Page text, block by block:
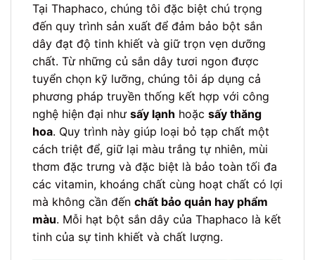
Tại Thaphaco, chúng tôi đặc biệt chú trọng
đến quy trình sản xuất để đảm bảo bột sắn
dây đạt độ tinh khiết và giữ trọn vẹn dưỡng
chất. Từ những củ sắn dây tươi ngon được
tuyển chọn kỹ lưỡng, chúng tôi áp dụng cả
phương pháp truyền thống kết hợp với công
nghệ hiện đại như sấy lạnh hoặc sấy thăng
hoa. Quy trình này giúp loại bỏ tạp chất một
cách triệt để, giữ lại màu trắng tự nhiên, mùi
thơm đặc trưng và đặc biệt là bảo toàn tối đa
các vitamin, khoáng chất cùng hoạt chất có lợi
mà không cần đến chất bảo quản hay phẩm
màu. Mỗi hạt bột sắn dây của Thaphaco là kết
tinh của sự tinh khiết và chất lượng.